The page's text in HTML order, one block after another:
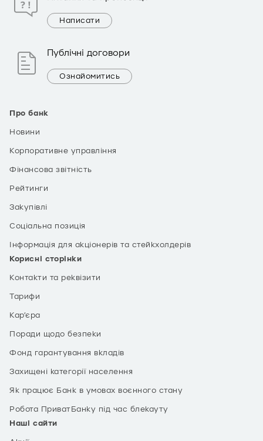
Про банк
Новини
Корпоративне управління
Фінансова звітність
Рейтинги
Закупівлі
Соціальна позиція
Інформація для акціонерів та стейкхолдерів
Корисні сторінки
Контакти та реквізити
Тарифи
Кар’єра
Поради щодо безпеки
Фонд гарантування вкладів
Захищені категорії населення
Як працює Банк в умовах воєнного стану
Робота ПриватБанку під час блекауту
Наші сайти
Написати
Публічні договори
Ознайомитись